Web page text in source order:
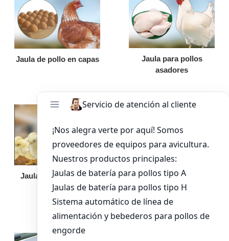
Jaula de pollo en capas
Jaula para pollos
asadores
Jaula de pollo pollita
Bandeja de
alimentación para
pollos de engorde